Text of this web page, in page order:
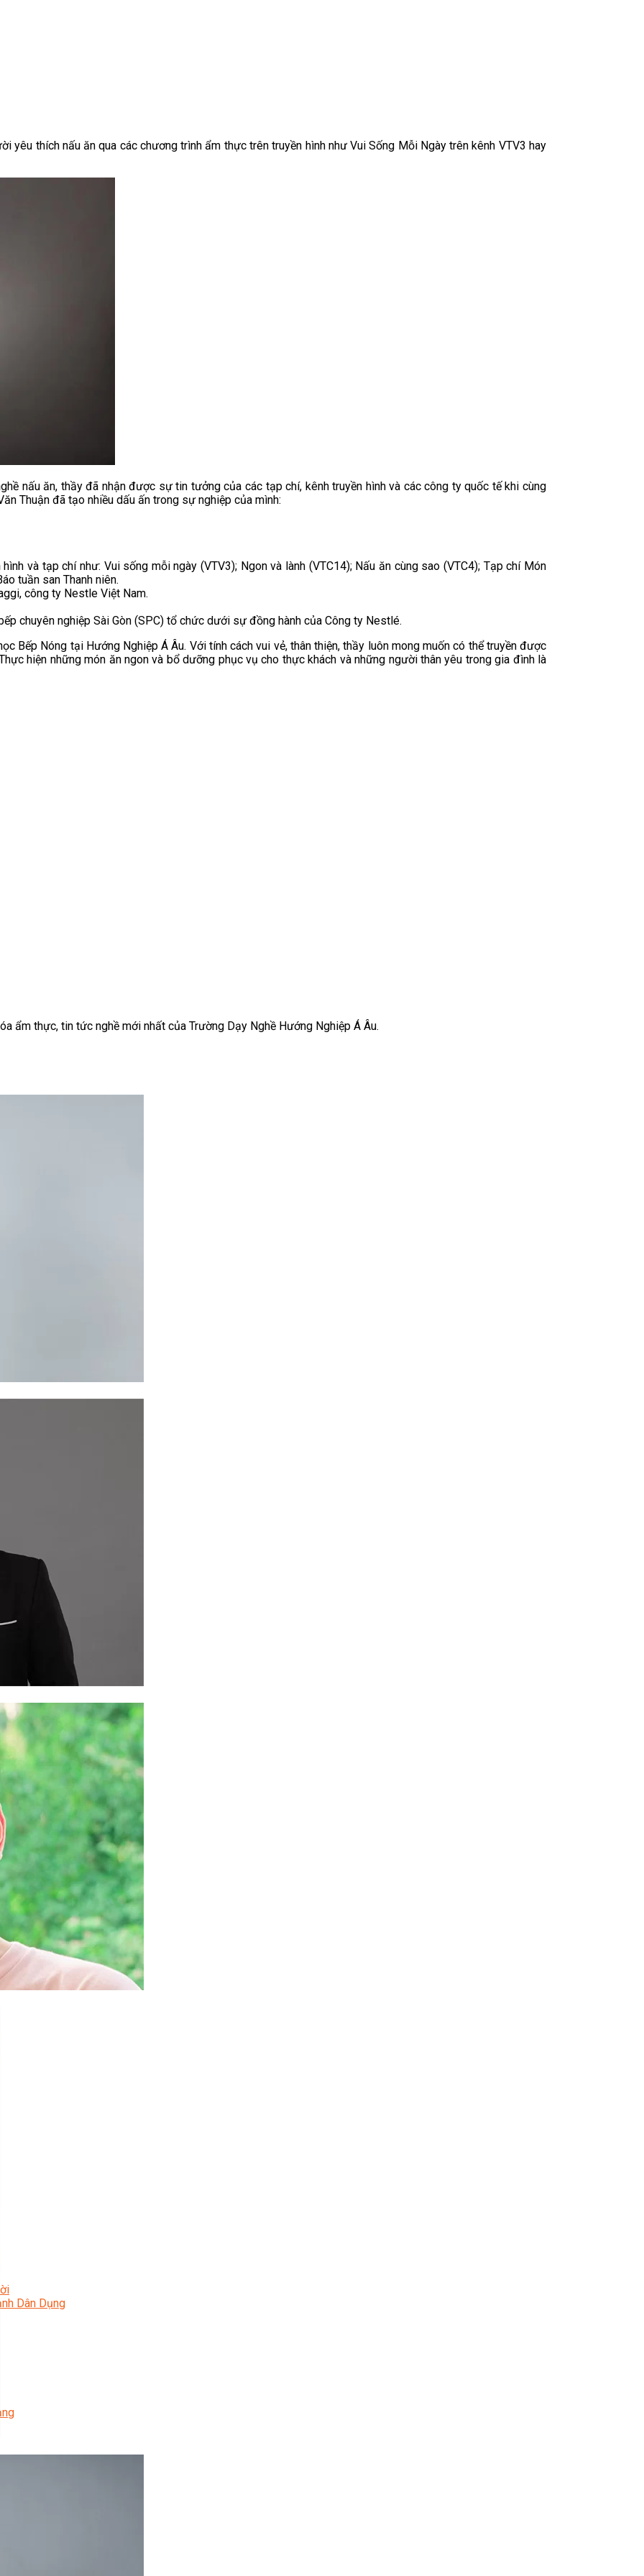
Shopee
Dân Dụng
yêu thích nấu ăn qua các chương trình ẩm thực trên truyền hình như Vui Sống Mỗi Ngày trên kênh VTV3 hay
nấu ăn, thầy đã nhận được sự tin tưởng của các tạp chí, kênh truyền hình và các công ty quốc tế khi cùng
Thuận đã tạo nhiều dấu ấn trong sự nghiệp của mình:
và tạp chí như: Vui sống mỗi ngày (VTV3); Ngon và lành (VTC14); Nấu ăn cùng sao (VTC4); Tạp chí Món
tuần san Thanh niên.
công ty Nestle Việt Nam.
chuyên nghiệp Sài Gòn (SPC) tổ chức dưới sự đồng hành của Công ty Nestlé.
Bếp Nóng tại Hướng Nghiệp Á Âu. Với tính cách vui vẻ, thân thiện, thầy luôn mong muốn có thể truyền được
hiện những món ăn ngon và bổ dưỡng phục vụ cho thực khách và những người thân yêu trong gia đình là
ẩm thực, tin tức nghề mới nhất của Trường Dạy Nghề Hướng Nghiệp Á Âu.